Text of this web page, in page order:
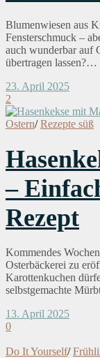
Blumenwiesen aus
Fensterschmuck –
auch wunderbar auf
übertragen lassen?…
23. April 2025
2
Ostern/ Rezepte süß
–
Rezept
Kommendes
Osterbäckerei zu
Karottenkuchen
selbstgemachte
13. April 2025
0
Do It Yourself/